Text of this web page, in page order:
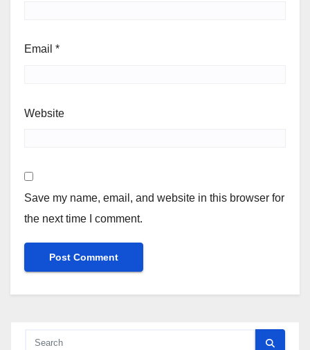
Email *
Website
Save my name, email, and website in this browser for
the next time I comment.